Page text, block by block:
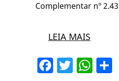
Complementar nº
LEIA MAIS
Facebook
Twitter